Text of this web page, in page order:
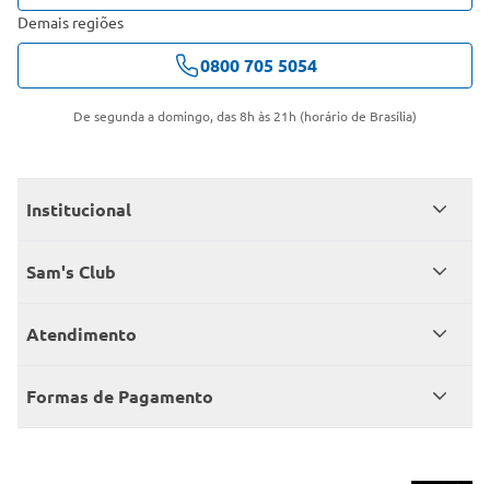
Demais regiões
0800 705 5054
De segunda a domingo, das 8h às 21h (horário de Brasília)
Institucional
Quem somos
Encontre um Clube
Sam's Club
Seja sócio
Member’s Mark
Atendimento
Fale conosco
Atendimento em libras
Formas de Pagamento